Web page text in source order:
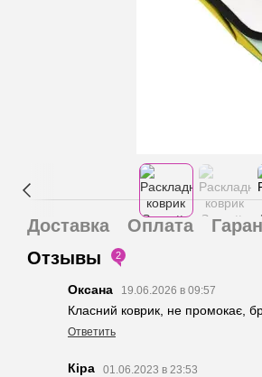
Доставка Оплата
Отзывы
2
Оксана 19.06.2026 в 09:57
Класний коврик, не промокає,
Ответить
Кіра 01.06.2023 в 23:53